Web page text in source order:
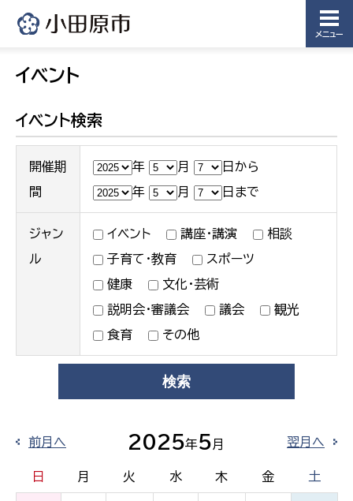
メニュー
イベント
イベント検索
開催期
間
年 月
日から
年
月 日まで
ジャン
ル
イベント 講座・講演
相談
子育て・教育
スポーツ
健康
文化・芸術
説明会・審議会
議会
観光
食育
その他
前月へ 2025年5月 翌月へ
日 月 火 水 木 金 土